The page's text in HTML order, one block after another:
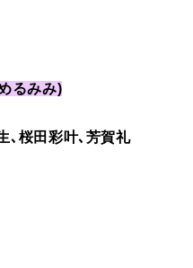
るみみ)
､桜田彩叶､芳賀礼